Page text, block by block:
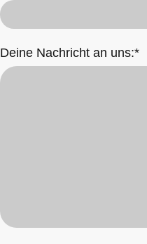
Deine Nachricht an uns:*